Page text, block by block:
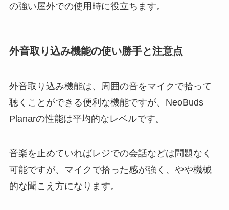
の強い屋外での使用時に役立ちます。
外音取り込み機能の使い勝手と注意点
外音取り込み機能は、周囲の音をマイクで拾って
聴くことができる便利な機能ですが、NeoBuds
Planarの性能は平均的なレベルです。
音楽を止めていればレジでの会話などは問題なく
可能ですが、マイクで拾った感が強く、やや機械
的な聞こえ方になります。